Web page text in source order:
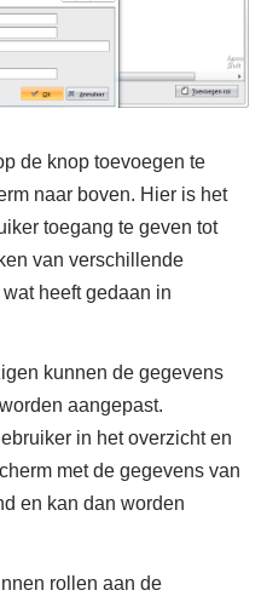
de knop toevoegen te
naar boven. Hier is het
toegang te geven tot
van verschillende
heeft gedaan in
kunnen de gegevens
aangepast.
in het overzicht en
met de gegevens van
en kan dan worden
rollen aan de